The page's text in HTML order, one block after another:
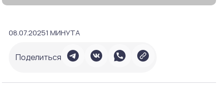
08.07.20251 МИНУТА
Поделиться